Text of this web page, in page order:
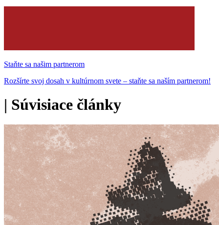
Staňte sa našim partnerom
Rozšírte svoj dosah v kultúrnom svete – staňte sa naším partnerom!
| Súvisiace články